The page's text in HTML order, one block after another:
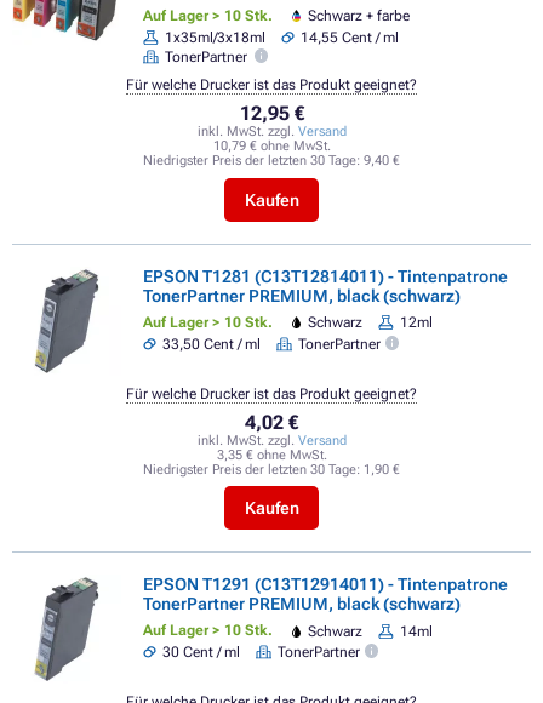
Auf Lager > 10 Stk.
Schwarz + farbe
1x35ml/3x18ml
14,55 Cent / ml
TonerPartner
12,95 €
inkl. MwSt. zzgl. Versand
10,79 € ohne MwSt.
Niedrigster Preis der letzten 30 Tage: 9,40 €
Kaufen
Für welche Drucker ist das Produkt geeignet?
EPSON T1281 (C13T12814011) - Tintenpatrone
TonerPartner PREMIUM, black (schwarz)
Auf Lager > 10 Stk. Schwarz
12ml
33,50 Cent / ml
TonerPartner
4,02 €
inkl. MwSt. zzgl. Versand
3,35 € ohne MwSt.
Niedrigster Preis der letzten 30 Tage: 1,90 €
Kaufen
Für welche Drucker ist das Produkt geeignet?
EPSON T1291 (C13T12914011) - Tintenpatrone
TonerPartner PREMIUM, black (schwarz)
Auf Lager > 10 Stk. Schwarz
14ml
30 Cent / ml
TonerPartner